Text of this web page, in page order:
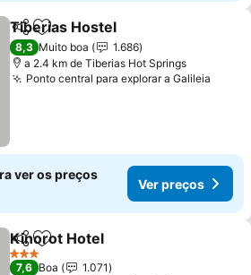
PartilharAdicionar aos favoritos
Tiberias Hostel
8,3 Muito boa
1.686
a 2.4 km de Tiberias Hot Springs
Ponto central para explorar a Galileia
ver os preços
Ver preços
PartilharAdicionar aos favoritos
Kinorot Hotel
3 Estrelas
7,6 Boa
1.071